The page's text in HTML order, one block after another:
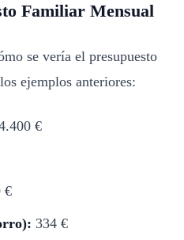
Familiar Mensual
se vería el presupuesto
ejemplos anteriores:
€
€
334 €